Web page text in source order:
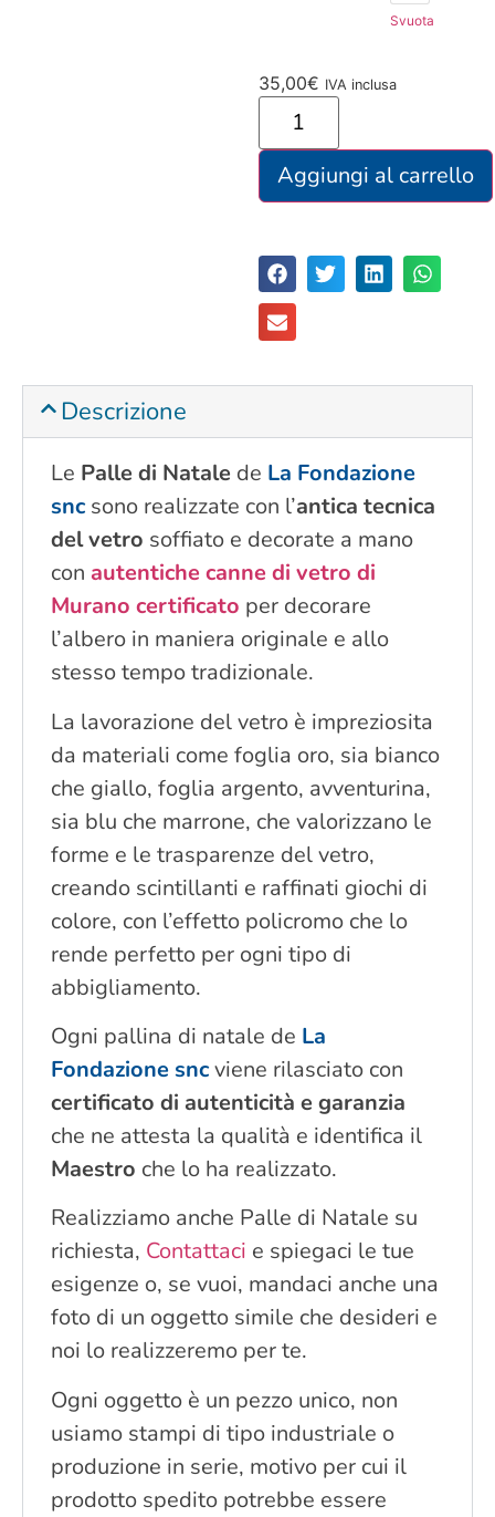
Svuota
35,00€ IVA inclusa
Aggiungi al carrello
Descrizione
Le Palle di Natale de La Fondazione
sncsono realizzate con l’antica tecnica
del vetro soffiato e decorate a mano
con autentiche canne di vetro di
Murano certificato per decorare
l’albero in maniera originale e allo
stesso tempo tradizionale.
La lavorazione del vetro è impreziosita
da materiali come foglia oro, sia bianco
che giallo, foglia argento, avventurina,
sia blu che marrone, che valorizzano le
forme e le trasparenze del vetro,
creando scintillanti e raffinati giochi di
colore, con l’effetto policromo che lo
rende perfetto per ogni tipo di
abbigliamento.
Ogni pallina di natale de La
Fondazione sncviene rilasciato con
certificato di autenticità e garanzia
che ne attesta la qualità e identifica il
Maestro che lo ha realizzato.
Realizziamo anche Palle di Natale su
richiesta, Contattaci e spiegaci le tue
esigenze o, se vuoi, mandaci anche una
foto di un oggetto simile che desideri e
noi lo realizzeremo per te.
Ogni oggetto è un pezzo unico, non
usiamo stampi di tipo industriale o
produzione in serie, motivo per cui il
prodotto spedito potrebbe essere